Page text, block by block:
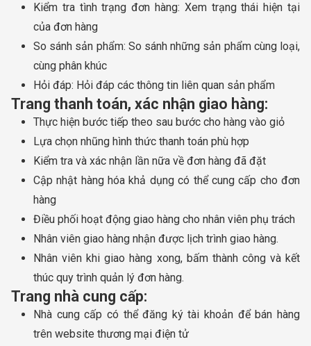
Kiểm tra tình trạng đơn hàng: Xem trạng thái hiện tại
của đơn hàng
So sánh sản phẩm: So sánh những sản phẩm cùng loại,
cùng phân khúc
Hỏi đáp: Hỏi đáp các thông tin liên quan sản phẩm
Trang thanh toán, xác nhận giao hàng:
Thực hiện bước tiếp theo sau bước cho hàng vào giỏ
Lựa chọn nhũng hình thức thanh toán phù hợp
Kiểm tra và xác nhận lần nữa về đơn hàng đã đặt
Cập nhật hàng hóa khả dụng có thể cung cấp cho đơn
hàng
Điều phối hoạt động giao hàng cho nhân viên phụ trách
Nhân viên giao hàng nhận được lịch trình giao hàng.
Nhân viên khi giao hàng xong, bấm thành công và kết
thúc quy trình quản lý đơn hàng.
Trang nhà cung cấp:
Nhà cung cấp có thể đăng ký tài khoản để bán hàng
trên website thương mại điện tử